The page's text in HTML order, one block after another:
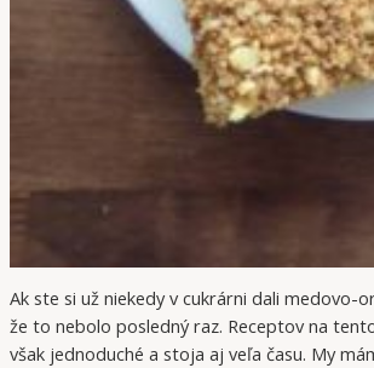
Ak ste si už niekedy v cukrárni dali medovo-
že to nebolo posledný raz. Receptov na
však jednoduché a stoja aj veľa času. My